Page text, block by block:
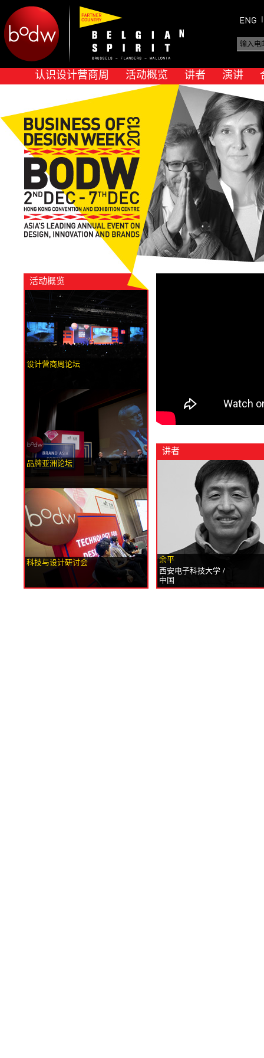
认识设计营商周 活动概览 讲者 演讲
活动概览
设计营商周论坛
品牌亚洲论坛
科技与设计研讨会
讲者
余平
西安电子科技大学 /
中国